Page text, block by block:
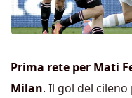
Prima rete per Mati
Milan. Il gol del